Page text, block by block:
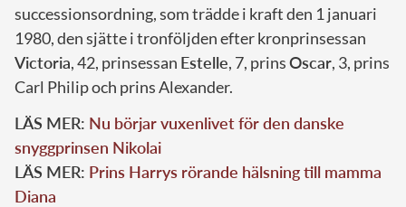
successionsordning, som trädde i kraft den 1 januari
1980, den sjätte i tronföljden efter kronprinsessan
Victoria, 42, prinsessan Estelle, 7, prinsOscar, 3, prins
Carl Philip och prins Alexander.
LÄS MER: Nu börjar vuxenlivet för den danske
snyggprinsen Nikolai
LÄS MER: Prins Harrys rörande hälsning till mamma
Diana